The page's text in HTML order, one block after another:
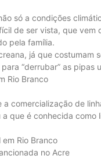
só a condições
de ser vista, que vem
pela família.
já que costumam
“derrubar” as pipas
Rio Branco
comercialização de
que é conhecida como
Rio Branco
no Acre